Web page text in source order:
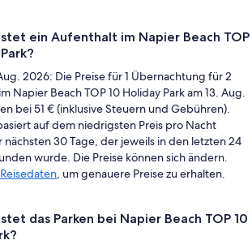
ein Aufenthalt im Napier Beach TOP
2026: Die Preise für 1 Übernachtung für 2
Napier Beach TOP 10 Holiday Park am 13. Aug.
bei 51 € (inklusive Steuern und Gebühren).
auf dem niedrigsten Preis pro Nacht
nächsten 30 Tage, der jeweils in den letzten 24
wurde. Die Preise können sich ändern.
, um genauere Preise zu erhalten.
das Parken bei Napier Beach TOP 10